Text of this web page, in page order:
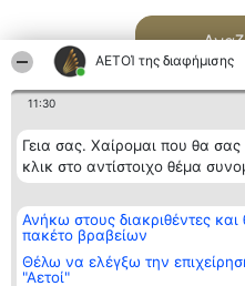
ΑΕΤΟΊ της διαφήμισης
11:30
Γεια σας. Χαίρομαι που θα
κλικ στο αντίστοιχο θέμα
Ανήκω στους διακριθέντες
πακέτο βραβείων
Θέλω να ελέγξω την
"Αετοί"
Διοργανωτής της
κατάταξης
BEAUTIFUL COMPANY
ΤΗΛ. ΕΠΙΚΟΙΝΩΝΙΑΣ:
των